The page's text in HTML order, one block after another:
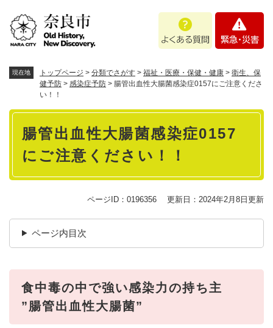
あ
問
・
現在地 トップページ > 分類でさがす > 福祉・医療・保健・健康 > 衛生、保
健予防 > 感染症予防 > 腸管出血性大腸菌感染症0157にご注意くださ
い！！
本
腸管出血性大腸菌感染症0157
にご注意ください！！
ページID：0196356 更新日：2024年2月8日更新
ページ内目次
食中毒の中で強い感染力の持ち主
”腸管出血性大腸菌”